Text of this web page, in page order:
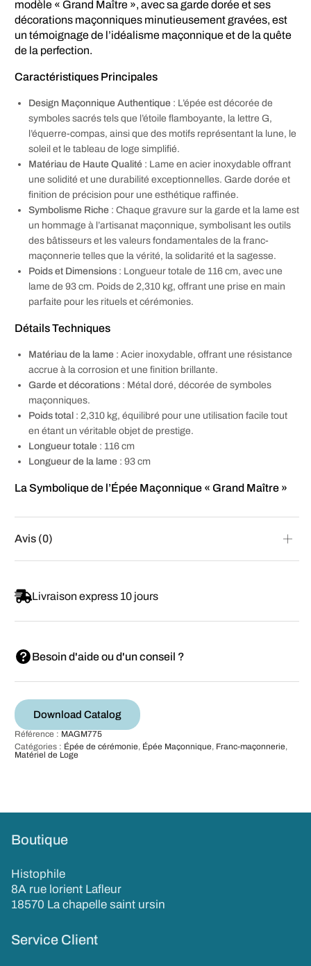
modèle « Grand Maître », avec sa garde dorée et ses
décorations maçonniques minutieusement gravées, est
un témoignage de l’idéalisme maçonnique et de la quête
de la perfection.
Caractéristiques Principales
Design Maçonnique Authentique : L’épée est décorée de
symboles sacrés tels que l’étoile flamboyante, la lettre G,
l’équerre-compas, ainsi que des motifs représentant la lune, le
soleil et le tableau de loge simplifié.
Matériau de Haute Qualité : Lame en acier inoxydable offrant
une solidité et une durabilité exceptionnelles. Garde dorée et
finition de précision pour une esthétique raffinée.
Symbolisme Riche : Chaque gravure sur la garde et la lame est
un hommage à l’artisanat maçonnique, symbolisant les outils
des bâtisseurs et les valeurs fondamentales de la franc-
maçonnerie telles que la vérité, la solidarité et la sagesse.
Poids et Dimensions : Longueur totale de 116 cm, avec une
lame de 93 cm. Poids de 2,310 kg, offrant une prise en main
parfaite pour les rituels et cérémonies.
Détails Techniques
Matériau de la lame : Acier inoxydable, offrant une résistance
accrue à la corrosion et une finition brillante.
Garde et décorations : Métal doré, décorée de symboles
maçonniques.
Poids total : 2,310 kg, équilibré pour une utilisation facile tout
en étant un véritable objet de prestige.
Longueur totale : 116 cm
Longueur de la lame : 93 cm
La Symbolique de l’Épée Maçonnique « Grand Maître »
Avis (0)
Livraison express 10 jours
Besoin d'aide ou d'un conseil ?
Download Catalog
Référence : MAGM775
Catégories : Épée de cérémonie, Épée Maçonnique, Franc-maçonnerie,
Matériel de Loge
Boutique
Histophile
8A rue lorient Lafleur
18570 La chapelle saint ursin
Service Client